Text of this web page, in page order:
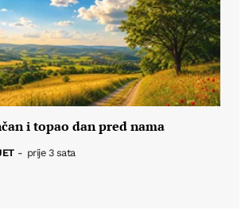
i topao dan pred nama
- prije 3 sata